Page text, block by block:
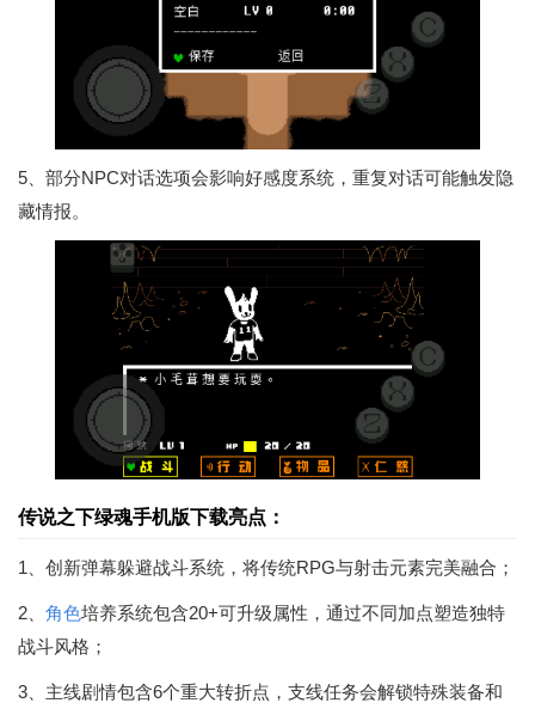
5、部分NPC对话选项会影响好感度系统，重复对话可能触发隐
藏情报。
传说之下绿魂手机版下载亮点：
1、创新弹幕躲避战斗系统，将传统RPG与射击元素完美融合；
2、 角色培养系统包含20+可升级属性，通过不同加点塑造独特
战斗风格；
3、主线剧情包含6个重大转折点，支线任务会解锁特殊装备和